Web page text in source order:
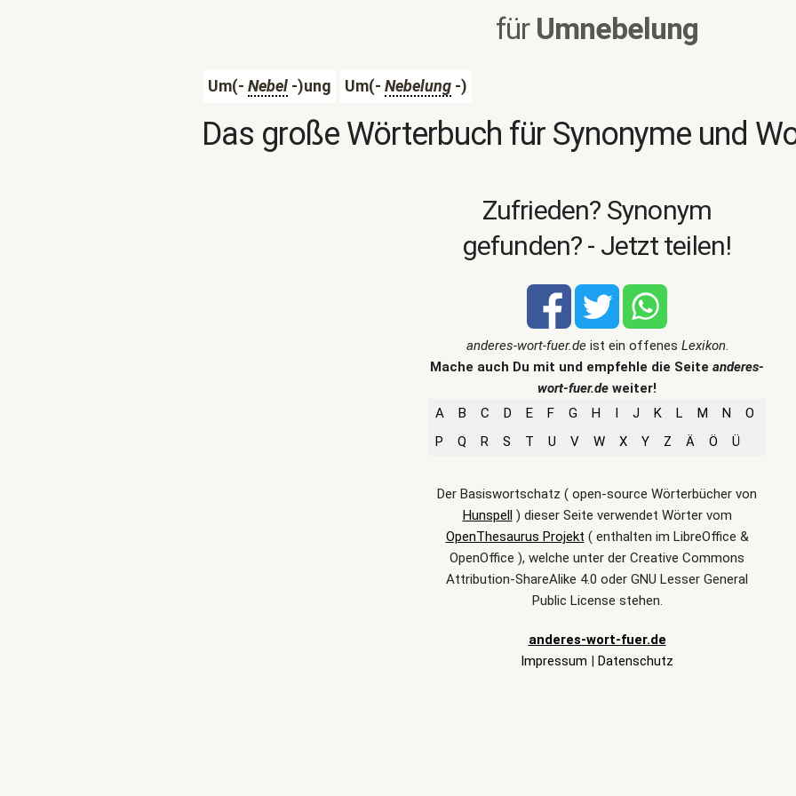
für Umnebelung
Um(- Nebel-)ung Um(- Nebelung-)
Das große Wörterbuch für Synonyme und
Zufrieden? Synonym
gefunden? - Jetzt teilen!
anderes-wort-fuer.deist ein offenes Lexikon.
Mache auch Du mit und empfehle die Seite anderes-
wort-fuer.de weiter!
A
B C D E F G H I J K L M N
O
P
Q R S T U V W X Y Z Ä Ö Ü
Der Basiswortschatz ( open-source Wörterbücher von
Hunspell) dieser Seite verwendet Wörter vom
OpenThesaurus Projekt ( enthalten im LibreOffice &
OpenOffice ), welche unter der Creative Commons
Attribution-ShareAlike 4.0 oder GNU Lesser General
Public License stehen.
anderes-wort-fuer.de
Impressum | Datenschutz